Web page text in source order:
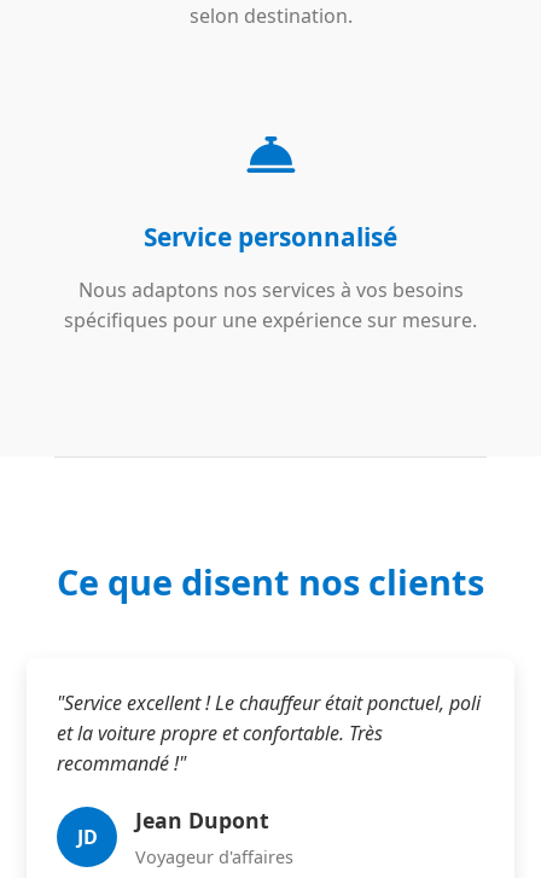
selon destination.
Service personnalisé
Nous adaptons nos services à vos besoins
spécifiques pour une expérience sur mesure.
Ce que disent nos clients
"Service excellent ! Le chauffeur était ponctuel, poli
et la voiture propre et confortable. Très
recommandé !"
JD
Jean Dupont
Voyageur d'affaires